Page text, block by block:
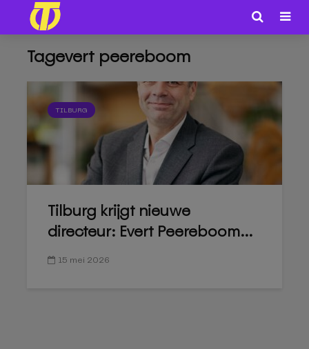
Tagevert peereboom
TILBURG
Tilburg krijgt nieuwe
directeur: Evert Peereboom...
15 mei 2026